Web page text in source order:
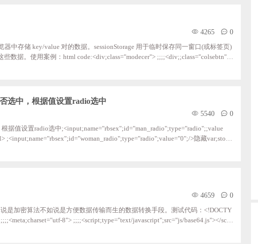
4265 0
器中存储 key/value 对的数据。sessionStorage 用于临时保存同一窗口(或标签页)
数据。使用案例：html code:<div;class="modecer"> ;;;;<div;;class="colsebtn">
选中，根据值设置radio选中
5540 0
据值设置radio选中;<input;name="rbsex";id="man_radio";type="radio";;value
;<input;name="rbsex";id="woman_radio";type="radio";value="0";/>隐藏var;stop;
4659 0
说是加密算法不如说是方便数据传输而生的数据转换手段。测试代码：<!DOCTY
8"> ;;;;<script;type="text/javascript";src="js/base64.js"></scri